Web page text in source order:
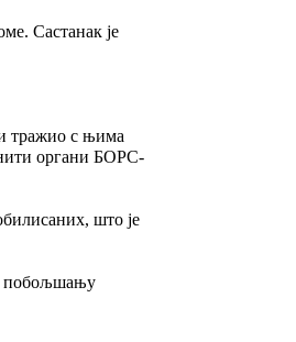
Састанак је
тражио с њима
органи БОРС-
што је
побољшању